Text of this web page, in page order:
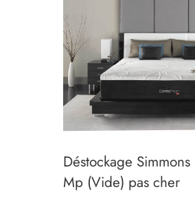
Déstockage
Mp (Vide) pas cher